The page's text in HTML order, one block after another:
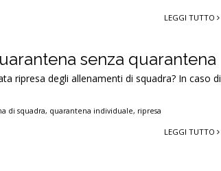
LEGGI TUTTO
senza quarantena
ripresa degli allenamenti di squadra? In caso di
di squadra, quarantena individuale, ripresa
LEGGI TUTTO